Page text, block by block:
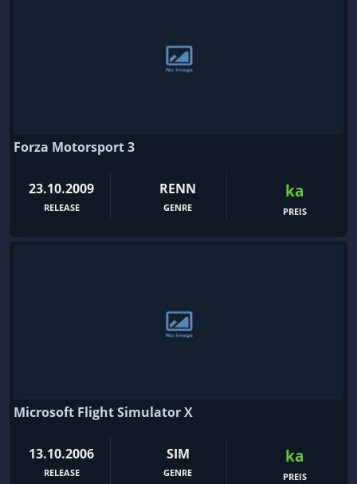
Forza Motorsport 3
23.10.2009
RELEASE
RENN
GENRE
ka
PREIS
Microsoft Flight Simulator X
13.10.2006
RELEASE
SIM
GENRE
ka
PREIS